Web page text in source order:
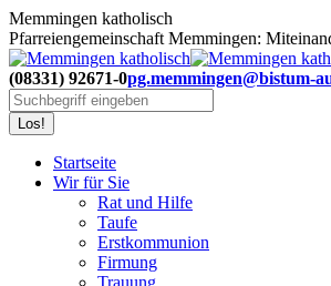
Zum
Inhalt
springen
Memmingen katholisch
Pfarreiengemeinschaft Memmingen:
(08331) 92671-0pg.memmingen@bistum-
Search:
Startseite
Wir für Sie
Rat und Hilfe
Taufe
Erstkommunion
Firmung
Trauung